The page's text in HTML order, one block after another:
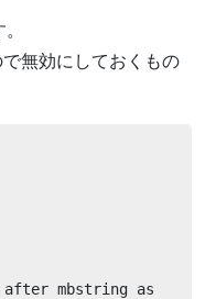
無効にしておくもの
mbstring as